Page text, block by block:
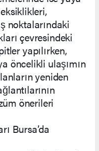
noktalarındaki
çevresindeki
yapılırken,
öncelikli ulaşımın
yeniden
önerileri
Bursa’da